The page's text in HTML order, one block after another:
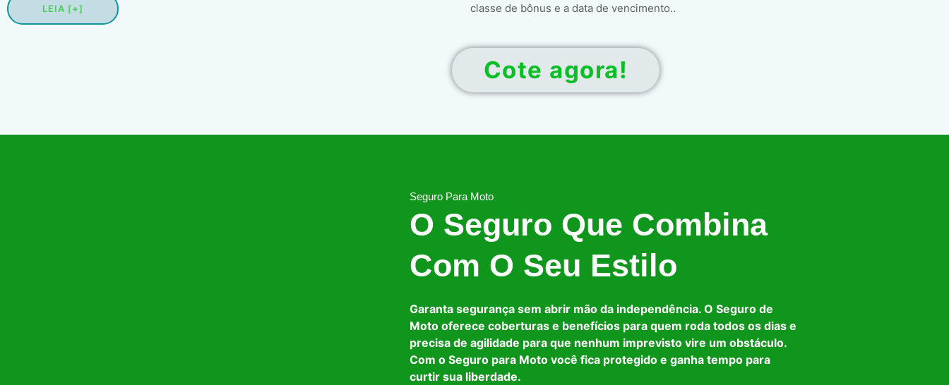
LEIA [+]
classe de bônus e a data de vencimento..
Cote agora!
Seguro Para Moto
O Seguro Que Combina
Com O Seu Estilo
Garanta segurança sem abrir mão da independência. O Seguro de
Moto oferece coberturas e benefícios para quem roda todos os dias e
precisa de agilidade para que nenhum imprevisto vire um obstáculo.
Com o Seguro para Moto você fica protegido e ganha tempo para
curtir sua liberdade.